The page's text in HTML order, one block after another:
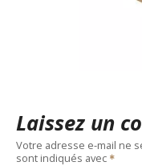
Laissez un
Votre adresse e-mail ne
sont indiqués avec